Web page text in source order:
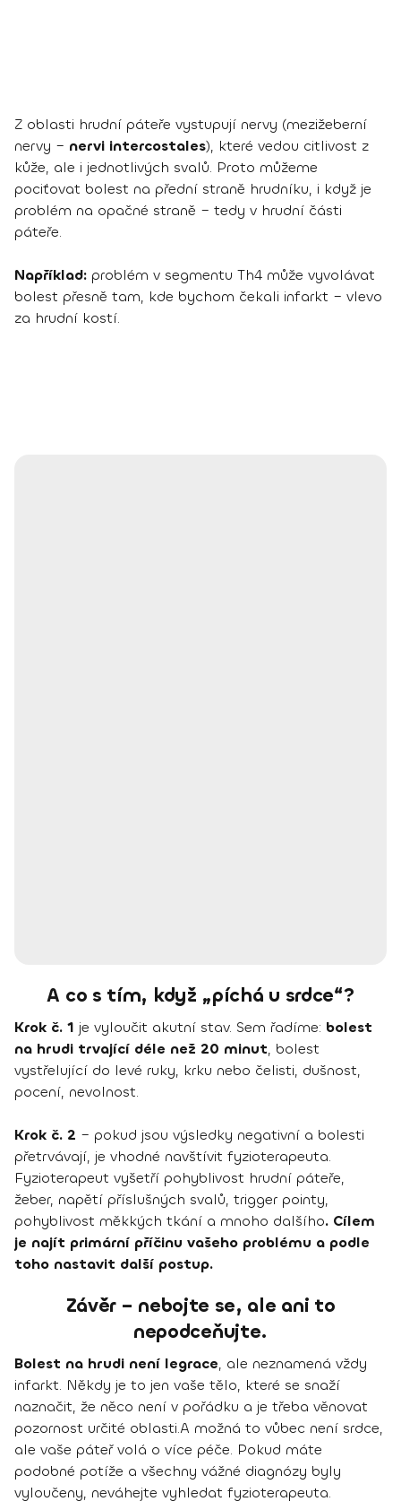
Z oblasti hrudní páteře vystupují nervy (mezižeberní
nervy – nervi intercostales), které vedou citlivost z
kůže, ale i jednotlivých svalů. Proto můžeme
pociťovat bolest na přední straně hrudníku, i když je
problém na opačné straně – tedy v hrudní části
páteře.
Například: problém v segmentu Th4 může vyvolávat
bolest přesně tam, kde bychom čekali infarkt – vlevo
za hrudní kostí.
A co s tím, když „píchá u srdce“?
Krok č. 1 je vyloučit akutní stav. Sem řadíme: bolest
na hrudi trvající déle než 20 minut, bolest
vystřelující do levé ruky, krku nebo čelisti, dušnost,
pocení, nevolnost.
Krok č. 2 – pokud jsou výsledky negativní a bolesti
přetrvávají, je vhodné navštívit fyzioterapeuta.
Fyzioterapeut vyšetří pohyblivost hrudní páteře,
žeber, napětí příslušných svalů, trigger pointy,
pohyblivost měkkých tkání a mnoho dalšího. Cílem
je najít primární příčinu vašeho problému a podle
toho nastavit další postup.
Závěr – nebojte se, ale ani to
nepodceňujte.
Bolest na hrudi není legrace, ale neznamená vždy
infarkt. Někdy je to jen vaše tělo, které se snaží
naznačit, že něco není v pořádku a je třeba věnovat
pozornost určité oblasti.A možná to vůbec není srdce,
ale vaše páteř volá o více péče. Pokud máte
podobné potíže a všechny vážné diagnózy byly
vyloučeny, neváhejte vyhledat fyzioterapeuta.